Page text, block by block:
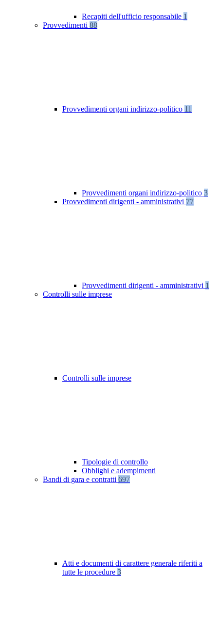
Recapiti dell'ufficio responsabile 1
Provvedimenti 88
Provvedimenti organi indirizzo-politico 11
Provvedimenti organi indirizzo-politico 3
Provvedimenti dirigenti - amministrativi 77
Provvedimenti dirigenti - amministrativi 1
Controlli sulle imprese
Controlli sulle imprese
Tipologie di controllo
Obblighi e adempimenti
Bandi di gara e contratti 697
Atti e documenti di carattere generale riferiti a
tutte le procedure 3